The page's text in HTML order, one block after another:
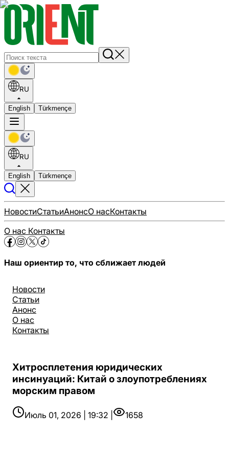
RU
English Türkmençe
RU
English Türkmençe
НовостиСтатьиАнонсО насКонтакты
О нас Контакты
Наш ориентир то, что сближает людей
Новости
Статьи
Анонс
О нас
Контакты
Хитросплетения юридических
инсинуаций: Китай о злоупотреблениях
морским правом
Июль 01, 2026 | 19:32 | 1658